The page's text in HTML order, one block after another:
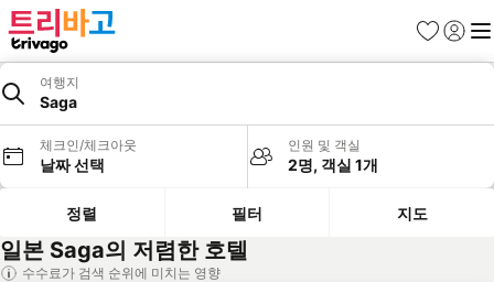
즐겨찾기
로그인
메
여행지
Saga
체크인/체크아웃
날짜 선택
인원 및 객실
2명, 객실 1개
정렬 필터 지도
일본 Saga의 저렴한 호텔
수수료가 검색 순위에 미치는 영향